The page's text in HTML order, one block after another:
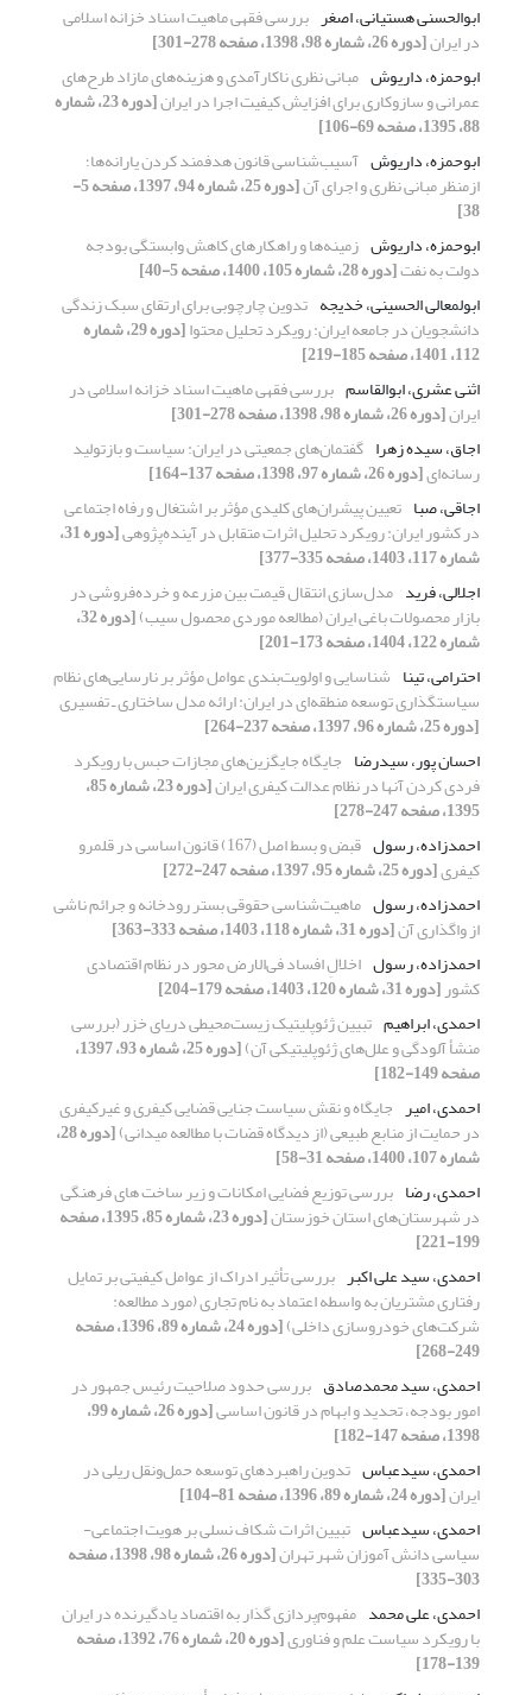
ابوالحسنی هستیانی، اصغر بررسی فقهی ماهیت اسناد خزانه اسلامی
در ایران[دوره 26، شماره 98، 1398، صفحه 278-301]
ابوحمزه، داریوش مبانی نظری ناکارآمدی و هزینه‌های مازاد طرح‌های
عمرانی و سازوکاری برای افزایش کیفیت اجرا در ایران [دوره 23، شماره
88، 1395، صفحه 69-106]
ابوحمزه، داریوش آسیب‌شناسی قانون هدفمند کردن یارانه‌ها؛
ازمنظر مبانی نظری و اجرای آن [دوره 25، شماره 94، 1397، صفحه 5-
38]
ابوحمزه، داریوش زمینه‌ها و راهکارهای کاهش وابستگی بودجه
دولت به نفت[دوره 28، شماره 105، 1400، صفحه 5-40]
ابولمعالی الحسینی، خدیجه تدوین چارچوبی برای ارتقای سبک زندگی
دانشجویان در جامعه ایران: رویکرد تحلیل محتوا [دوره 29، شماره
112، 1401، صفحه 185-219]
اثنی عشری، ابوالقاسم بررسی فقهی ماهیت اسناد خزانه اسلامی در
ایران[دوره 26، شماره 98، 1398، صفحه 278-301]
اجاق، سیده زهرا گفتمان‌های جمعیتی در ایران: سیاست و بازتولید
رسانه‌ای[دوره 26، شماره 97، 1398، صفحه 137-164]
اجاقی، صبا تعیین پیشران‌های کلیدی مؤثر بر اشتغال و رفاه اجتماعی
در کشور ایران: رویکرد تحلیل اثرات متقابل در آینده‌پژوهی [دوره 31،
شماره 117، 1403، صفحه 335-377]
اجلالی، فرید مدل‌سازی انتقال قیمت بین مزرعه و خرده‌فروشی در
بازار محصولات باغی ایران (مطالعه موردی محصول سیب) [دوره 32،
شماره 122، 1404، صفحه 173-201]
احترامی، تینا شناسایی و اولویت‌بندی عوامل مؤثر بر نارسایی‌های نظام
سیاستگذاری توسعه منطقه‌ای در ایران: ارائه مدل ساختاری ـ تفسیری
[دوره 25، شماره 96، 1397، صفحه 237-264]
احسان پور، سیدرضا جایگاه جایگزین‌های مجازات حبس با رویکرد
فردی کردن آنها در نظام عدالت کیفری ایران [دوره 23، شماره 85،
1395، صفحه 247-278]
احمدزاده، رسول
قبض و بسط اصل (167) قانون اساسی در قلمرو
کیفری[دوره 25، شماره 95، 1397، صفحه 247-272]
احمدزاده، رسول ماهیت‌شناسی حقوقی بستر رودخانه و جرائم ناشی
از واگذاری آن[دوره 31، شماره 118، 1403، صفحه 333-363]
احمدزاده، رسول اخلالِ افساد فی‌الارض محور در نظام اقتصادی
کشور[دوره 31، شماره 120، 1403، صفحه 179-204]
احمدی، ابراهیم تبیین ژئوپلیتیک زیست‌محیطی دریای خزر (بررسی
منشأ آلودگی و علل‌های ژئوپلیتیکی آن) [دوره 25، شماره 93، 1397،
صفحه 149-182]
احمدی، امیر جایگاه و نقش سیاست ‌جنایی ‌قضایی کیفری و غیرکیفری
در حمایت از منابع ‌طبیعی (از دیدگاه قضات با مطالعه میدانی) [دوره 28،
شماره 107، 1400، صفحه 31-58]
احمدی، رضا بررسی توزیع فضایی امکانات و زیر ساخت های فرهنگی
در شهرستان‌های استان خوزستان [دوره 23، شماره 85، 1395، صفحه
199-221]
احمدی، سید علی اکبر بررسی تأثیر ادراک از عوامل کیفیتی بر تمایل
رفتاری مشتریان به واسطه اعتماد به نام تجاری (مورد مطالعه:
شرکت‌های خودروسازی داخلی) [دوره 24، شماره 89، 1396، صفحه
249-268]
احمدی، سید محمدصادق بررسی حدود صلاحیت رئیس جمهور در
امور بودجه، تحدید و ابهام در قانون اساسی [دوره 26، شماره 99،
1398، صفحه 147-182]
احمدی، سیدعباس تدوین راهبردهای توسعه حمل‌ونقل ریلی در
ایران[دوره 24، شماره 89، 1396، صفحه 81-104]
احمدی، سیدعباس تبیین اثرات شکاف نسلی بر هویت اجتماعی-
سیاسی دانش آموزان شهر تهران [دوره 26، شماره 98، 1398، صفحه
303-335]
احمدی، علی محمد مفهوم‌پردازی گذار به اقتصاد یادگیرنده در ایران
با رویکرد سیاست علم و فناوری [دوره 20، شماره 76، 1392، صفحه
139-178]